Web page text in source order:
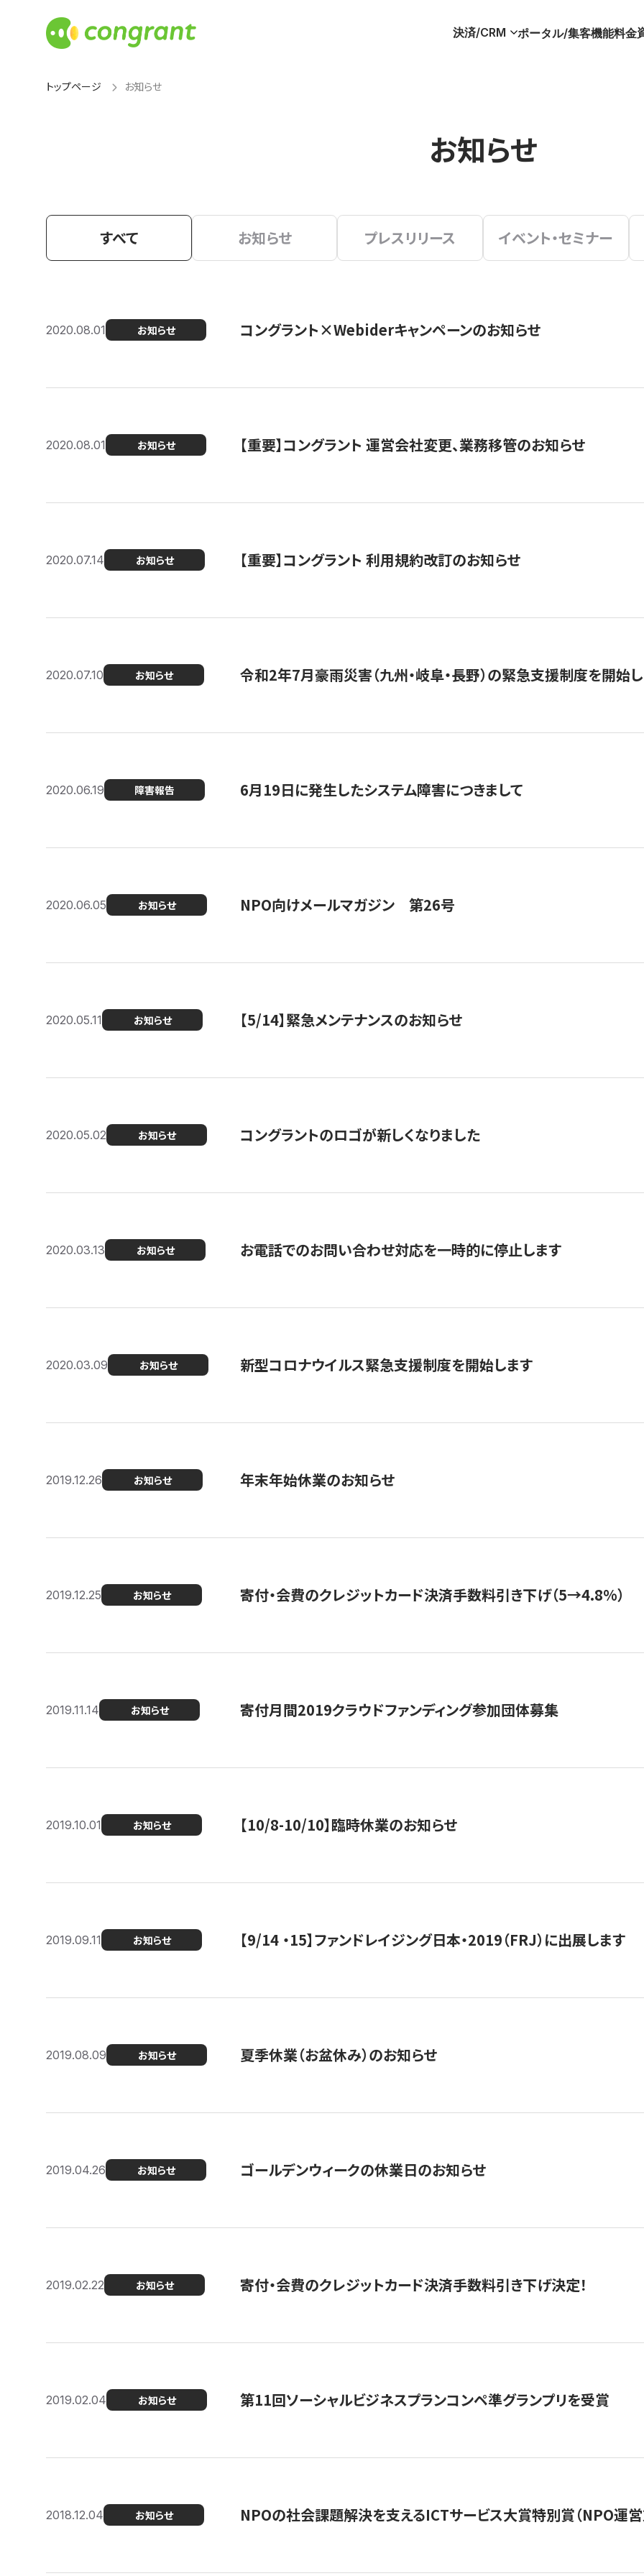
決済/CRM ポータル/集客機能料金
トップページ お知らせ
お知らせ
すべて お知らせ プレスリリース イベント・セミナー
2020.08.01 お知らせ コングラント×Webiderキャンペーンのお知らせ
2020.08.01 お知らせ 【重要】コングラント 運営会社変更、業務移管のお知らせ
2020.07.14 お知らせ 【重要】コングラント 利用規約改訂のお知らせ
2020.07.10 お知らせ 令和2年7月豪雨災害（九州・岐阜・長野）の緊急支援制度を開始
2020.06.19 障害報告 6月19日に発生したシステム障害につきまして
2020.06.05 お知らせ NPO向けメールマガジン 第26号
2020.05.11 お知らせ 【5/14】緊急メンテナンスのお知らせ
2020.05.02 お知らせ コングラントのロゴが新しくなりました
2020.03.13 お知らせ お電話でのお問い合わせ対応を一時的に停止します
2020.03.09 お知らせ 新型コロナウイルス緊急支援制度を開始します
2019.12.26 お知らせ 年末年始休業のお知らせ
2019.12.25 お知らせ 寄付・会費のクレジットカード決済手数料引き下げ（5→4.8%）
2019.11.14 お知らせ 寄付月間2019クラウドファンディング参加団体募集
2019.10.01 お知らせ 【10/8-10/10】臨時休業のお知らせ
2019.09.11 お知らせ 【9/14 ・15】ファンドレイジング日本・2019（FRJ）に出展します
2019.08.09 お知らせ 夏季休業（お盆休み）のお知らせ
2019.04.26 お知らせ ゴールデンウィークの休業日のお知らせ
2019.02.22 お知らせ 寄付・会費のクレジットカード決済手数料引き下げ決定！
2019.02.04 お知らせ 第11回ソーシャルビジネスプランコンペ準グランプリを受賞
2018.12.04 お知らせ NPOの社会課題解決を支えるICTサービス大賞特別賞（NPO運